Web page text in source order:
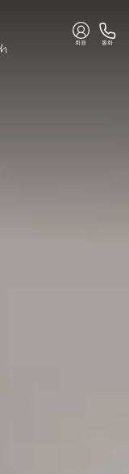
회원 통화